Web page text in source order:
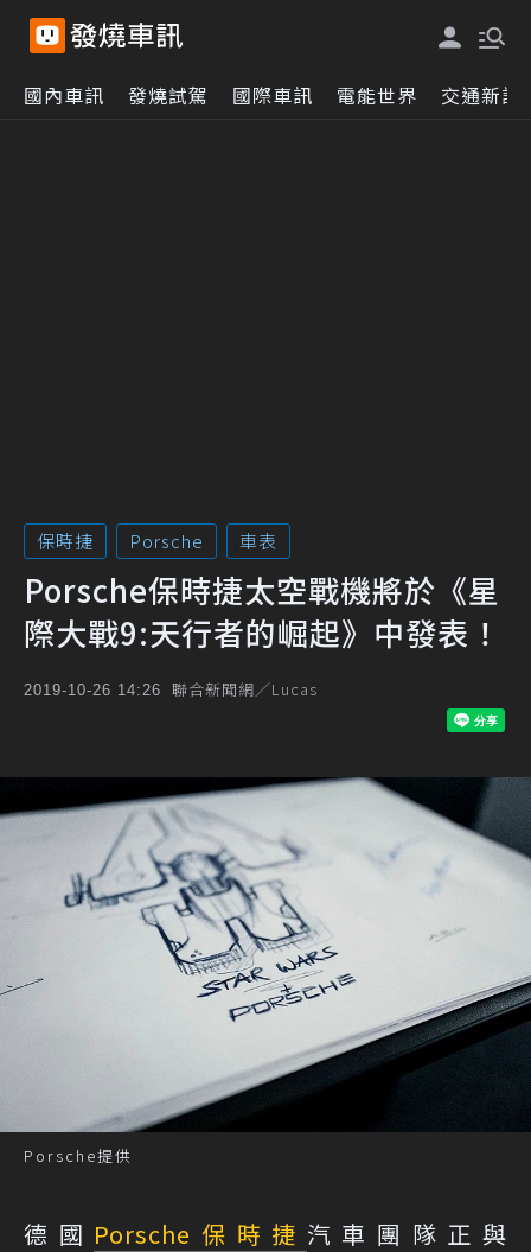
國內車訊 發燒試駕 國際車訊 電能世界 交通新訊
保時捷 Porsche 車表
Porsche保時捷太空戰機將於《星
際大戰9:天行者的崛起》中發表！
2019-10-26 14:26 聯合新聞網／Lucas
Porsche提供
德國 Porsche 保時捷 汽車團隊正與